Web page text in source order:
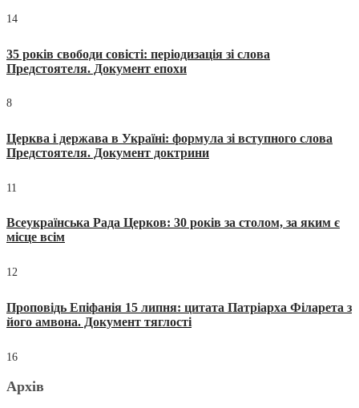
14
35 років свободи совісті: періодизація зі слова
Предстоятеля. Документ епохи
8
Церква і держава в Україні: формула зі вступного слова
Предстоятеля. Документ доктрини
11
Всеукраїнська Рада Церков: 30 років за столом, за яким є
місце всім
12
Проповідь Епіфанія 15 липня: цитата Патріарха Філарета з
його амвона. Документ тяглості
16
Архів